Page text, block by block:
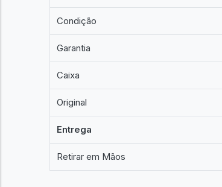
Condição
Garantia
Caixa
Original
Entrega
Retirar em Mãos